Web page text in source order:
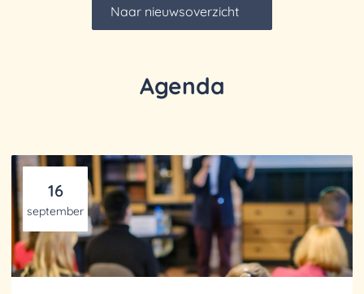
Naar nieuwsoverzicht
Agenda
16
september